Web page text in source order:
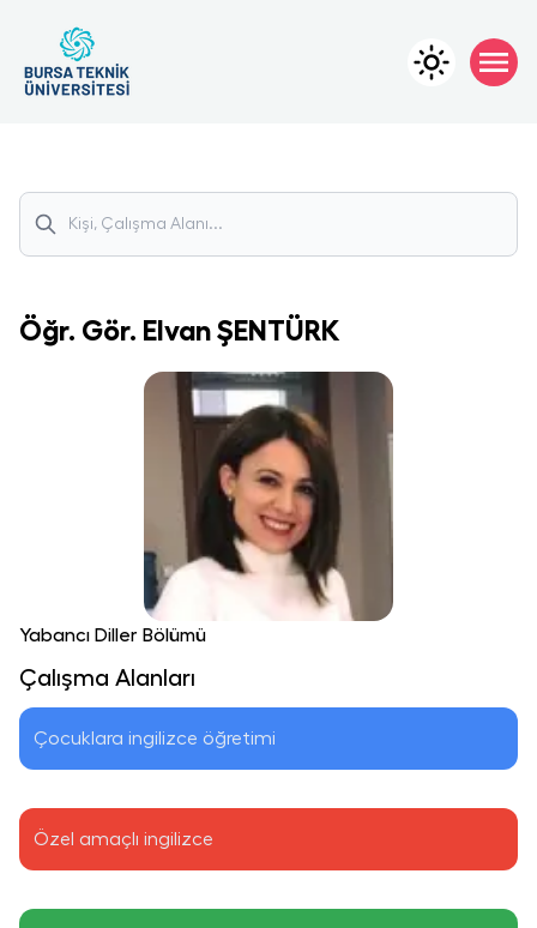
Öğr. Gör. Elvan ŞENTÜRK
Yabancı Diller Bölümü
Çalışma Alanları
Çocuklara ingilizce öğretimi
Özel amaçlı ingilizce